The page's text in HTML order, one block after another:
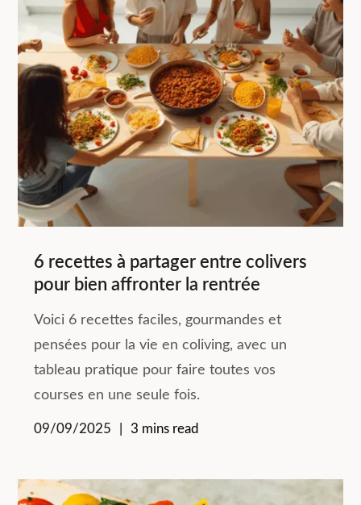
6 recettes à partager entre colivers
pour bien affronter la rentrée
Voici 6 recettes faciles, gourmandes et
pensées pour la vie en coliving, avec un
tableau pratique pour faire toutes vos
courses en une seule fois.
09/09/2025 3 mins read